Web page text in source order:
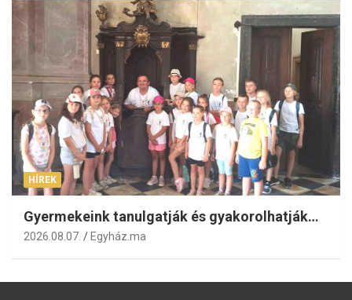
HÍREK
Gyermekeink tanulgatják és gyakorolhatják…
2026.08.07. Egyház.ma